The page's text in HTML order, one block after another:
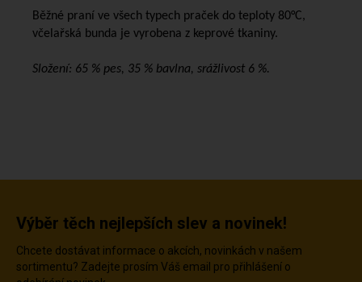
Běžné praní ve všech typech praček do teploty 80°C,
včelařská bunda je vyrobena z keprové tkaniny.
Složení: 65 % pes, 35 % bavlna, srážlivost 6 %.
Výběr těch nejlepších slev a novinek!
Chcete dostávat informace o akcích, novinkách v našem
sortimentu? Zadejte prosím Váš email pro přihlášení o